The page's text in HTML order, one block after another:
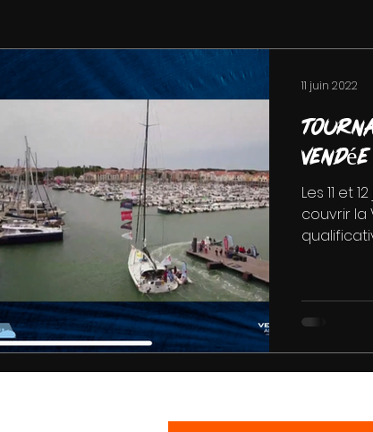
Les 11 et
couvrir la
11 juin 2022